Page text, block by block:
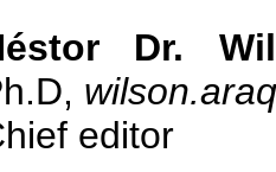
Dr.
editor